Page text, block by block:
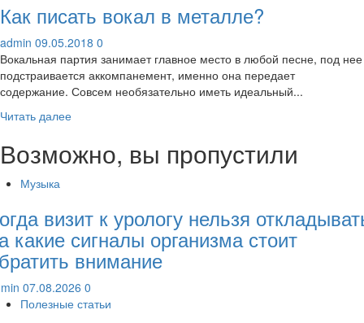
«Дрожащие
Острова»
Как писать вокал в металле?
admin 09.05.2018 0
Вокальная партия занимает главное место в любой песне, под нее
подстраивается аккомпанемент, именно она передает
содержание. Совсем необязательно иметь идеальный...
Читать далееПрочитать
о
Как
в
металле?
Возможно, вы пропустили
Музыка
визит к урологу нельзя
какие сигналы организма стоит
внимание
07.08.2026 0
Полезные статьи